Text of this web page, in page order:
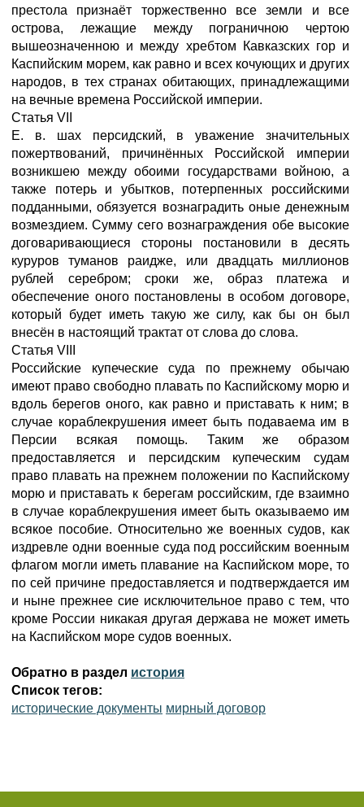
престола признаёт торжественно все земли и все
острова, лежащие между пограничною чертою
вышеозначенною и между хребтом Кавказских гор и
Каспийским морем, как равно и всех кочующих и других
народов, в тех странах обитающих, принадлежащими
на вечные времена Российской империи.
Статья VII
Е. в. шах персидский, в уважение значительных
пожертвований, причинённых Российской империи
возникшею между обоими государствами войною, а
также потерь и убытков, потерпенных российскими
подданными, обязуется вознаградить оные денежным
возмездием. Сумму сего вознаграждения обе высокие
договаривающиеся стороны постановили в десять
куруров туманов раидже, или двадцать миллионов
рублей серебром; сроки же, образ платежа и
обеспечение оного постановлены в особом договоре,
который будет иметь такую же силу, как бы он был
внесён в настоящий трактат от слова до слова.
Статья VIII
Российские купеческие суда по прежнему обычаю
имеют право свободно плавать по Каспийскому морю и
вдоль берегов оного, как равно и приставать к ним; в
случае кораблекрушения имеет быть подаваема им в
Персии всякая помощь. Таким же образом
предоставляется и персидским купеческим судам
право плавать на прежнем положении по Каспийскому
морю и приставать к берегам российским, где взаимно
в случае кораблекрушения имеет быть оказываемо им
всякое пособие. Относительно же военных судов, как
издревле одни военные суда под российским военным
флагом могли иметь плавание на Каспийском море, то
по сей причине предоставляется и подтверждается им
и ныне прежнее сие исключительное право с тем, что
кроме России никакая другая держава не может иметь
на Каспийском море судов военных.
Обратно в раздел история
Список тегов:
исторические документы мирный договор